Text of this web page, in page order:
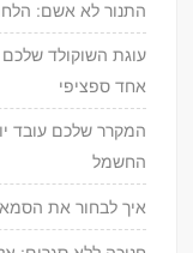
התנור לא אשם:
עוגת השוקולד
אחד ספציפי
המקרר שלכם עובד
החשמל
איך לבחור את